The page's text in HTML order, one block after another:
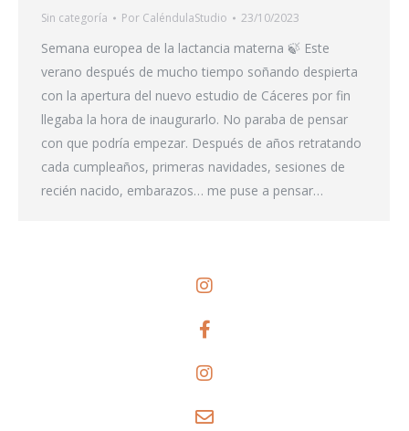
Sin categoría Por CaléndulaStudio 23/10/2023
Semana europea de la lactancia materna 🍃 Este
verano después de mucho tiempo soñando despierta
con la apertura del nuevo estudio de Cáceres por fin
llegaba la hora de inaugurarlo. No paraba de pensar
con que podría empezar. Después de años retratando
cada cumpleaños, primeras navidades, sesiones de
recién nacido, embarazos… me puse a pensar…